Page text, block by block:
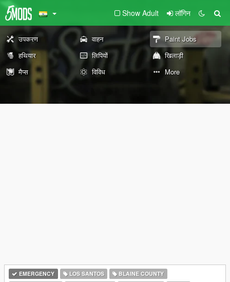
Show Adult लॉगिन
उपकरण वाहन
Paint Jobs
हथियार
लिपियों
खिलाड़ी
मैप्स
विविध More
EMERGENCY LOS SANTOS
BLAINE COUNTY